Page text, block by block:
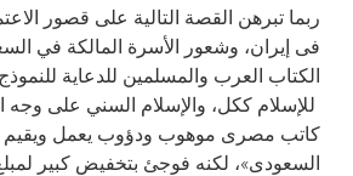
ربما تبرهن القصة التالية على قصور
فى إيران، وشعور الأسرة المالكة في
الكتاب العرب والمسلمين للدعاية
للإسلام ككل، والإسلام السني على
كاتب مصرى موهوب ودؤوب يعمل ويقيم
السعودى»، لكنه فوجئ بتخفيض كبير لمبلغ